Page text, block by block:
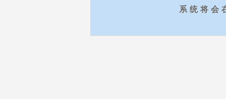
系统将会